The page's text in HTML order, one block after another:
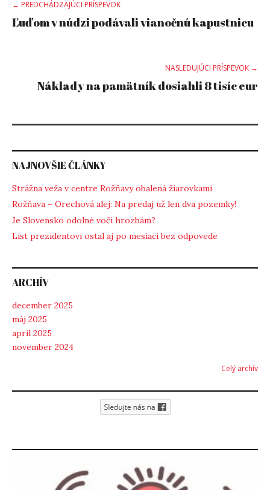
Post
← PREDCHÁDZAJÚCI PRÍSPEVOK
Ľuďom v núdzi podávali vianočnú kapustnicu
NASLEDUJÚCI PRÍSPEVOK →
Náklady na pamätník dosiahli 8 tisíc eur
NAJNOVŠIE ČLÁNKY
Strážna veža v centre Rožňavy obalená žiarovkami
Rožňava – Orechová alej: Na predaj už len dva pozemky!
Je Slovensko odolné voči hrozbám?
List prezidentovi ostal aj po mesiaci bez odpovede
ARCHÍV
december 2025
máj 2025
apríl 2025
november 2024
Celý archív